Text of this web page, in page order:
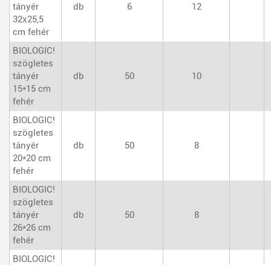
tányér
32x25,5
cm fehér
db 6 12
BIOLOGIC!
szögletes
tányér
15*15 cm
fehér
db 50 10
BIOLOGIC!
szögletes
tányér
20*20 cm
fehér
db 50 8
BIOLOGIC!
szögletes
tányér
26*26 cm
fehér
db 50 8
BIOLOGIC!